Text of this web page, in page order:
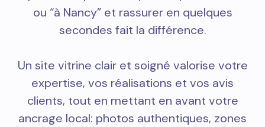
ou “à Nancy” et rassurer en quelques
secondes fait la différence.
Un site vitrine clair et soigné valorise votre
expertise, vos réalisations et vos avis
clients, tout en mettant en avant votre
ancrage local: photos authentiques, zones